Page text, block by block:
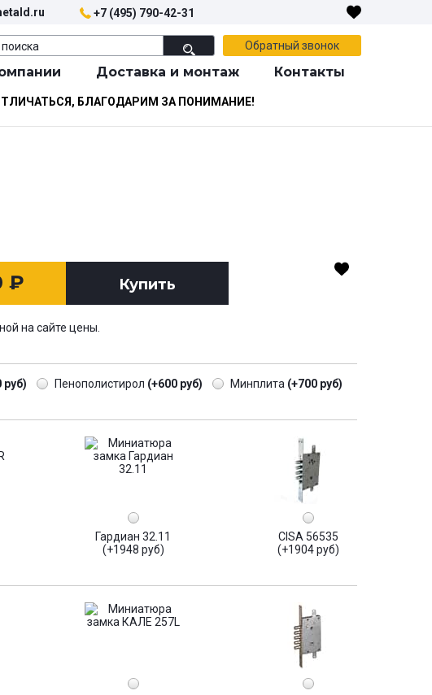
+7 (495) 790-42-31
Обратный звонок
Доставка и монтаж Контакты
БЛАГОДАРИМ ЗА ПОНИМАНИЕ!
₽ Купить
на сайте цены.
руб) Пенополистирол (+600 руб) Минплита (+700 руб)
Гардиан 32.11
(+1948 руб)
CISA 56535
(+1904 руб)